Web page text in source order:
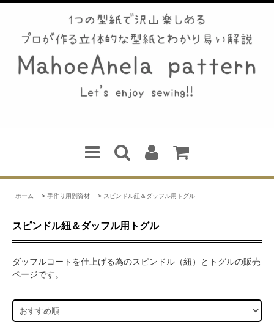
ホーム > 手作り用副資材 > スピンドル紐＆ダッフル用トグル
スピンドル紐＆ダッフル用トグル
ダッフルコートを仕上げる為のスピンドル（紐）とトグルの販売
ページです。